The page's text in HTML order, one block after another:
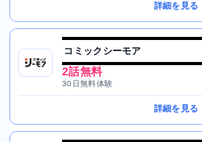
詳細を見る
コミックシーモア
2話無料
30日無料体験
詳細を見る